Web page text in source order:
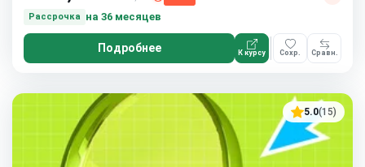
Рассрочка
на 36 месяцев
Подробнее К курсу Сохр. Сравн.
5.0(15)